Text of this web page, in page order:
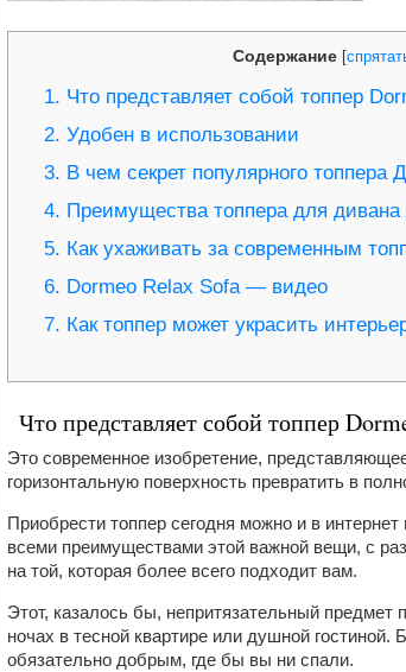
Содержание [
1. Что представляет собой топпер
2. Удобен в использовании
3. В чем секрет популярного
4. Преимущества топпера для
5. Как ухаживать за современным
6. Dormeo Relax Sofa — видео
7. Как топпер может украсить
Что представляет собой топпер
Это современное изобретение,
горизонтальную поверхность превратить в
Приобрести топпер сегодня можно и в
всеми преимуществами этой важной вещи, с
на той, которая более всего подходит вам.
Этот, казалось бы, непритязательный
ночах в тесной квартире или душной
обязательно добрым, где бы вы ни спали.